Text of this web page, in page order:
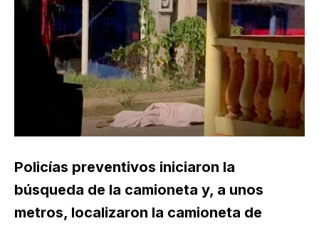
Policías preventivos iniciaron la
búsqueda de la camioneta y, a unos
metros, localizaron la camioneta de